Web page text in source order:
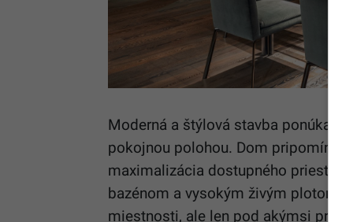
Moderná a štýlová stavba ponúka 4
pokojnou polohou. Dom pripomína
maximalizácia dostupného
bazénom a vysokým živým plotom
miestnosti, ale len pod akýmsi